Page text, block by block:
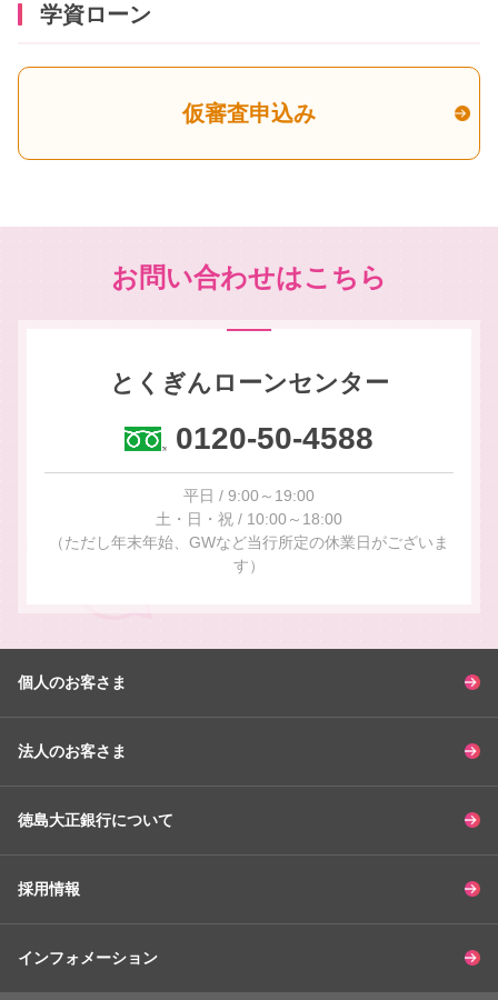
学資ローン
仮審査申込み
お問い合わせはこちら
とくぎんローンセンター
0120-50-4588
平日 / 9:00～19:00
土・日・祝 / 10:00～18:00
（ただし年末年始、GWなど当行所定の休業日がございま
す）
個人のお客さま
法人のお客さま
徳島大正銀行について
採用情報
インフォメーション